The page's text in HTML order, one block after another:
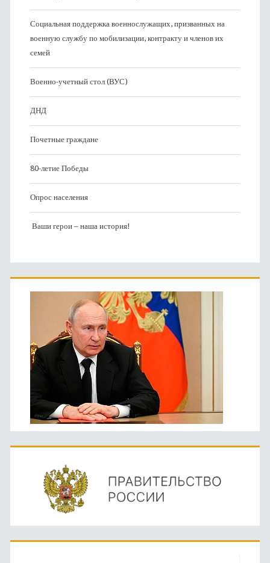
Социальная поддержка военнослужащих, призванных на
военную службу по мобилизации, контракту и членов их
семей
Военно-учетный стол (ВУС)
ДНД
Почетные граждане
80-летие Победы
Опрос населения
Ваши герои – наша история!